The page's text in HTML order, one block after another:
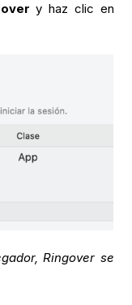
y haz clic en
Ringover se